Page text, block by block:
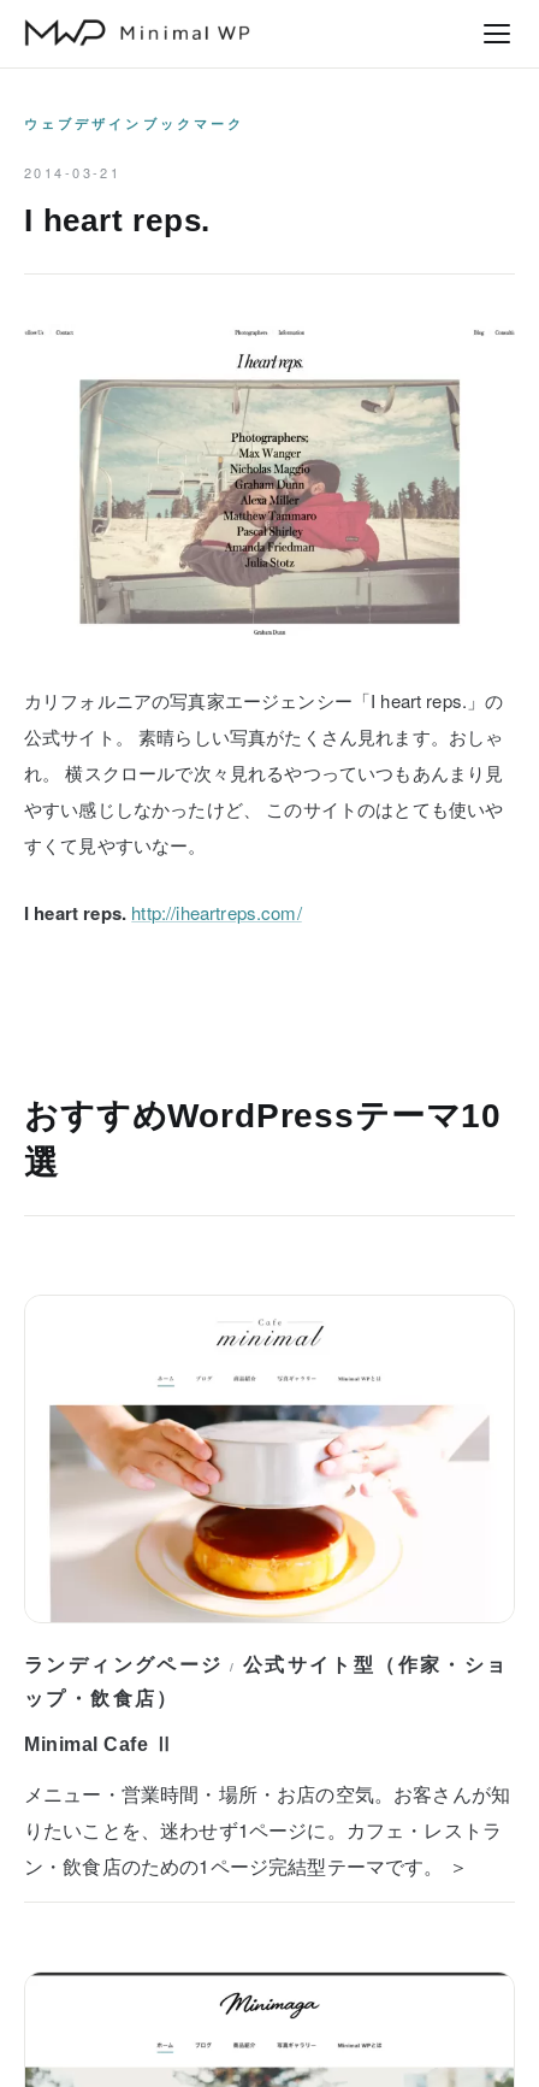
ウェブデザインブックマーク
2014-03-21
I heart reps.
カリフォルニアの写真家エージェンシー「I heart reps.」の
公式サイト。
素晴らしい写真がたくさん見れます。おしゃ
れ。
横スクロールで次々見れるやつっていつもあんまり見
やすい感じしなかったけど、
このサイトのはとても使いや
すくて見やすいなー。
I heart reps. http://iheartreps.com/
おすすめWordPressテーマ10
選
ランディングページ / 公式サイト型（作家・ショ
ップ・飲食店）
Minimal Cafe Ⅱ
メニュー・営業時間・場所・お店の空気。お客さんが知
りたいことを、迷わせず1ページに。カフェ・レストラ
ン・飲食店のための1ページ完結型テーマです。 ＞